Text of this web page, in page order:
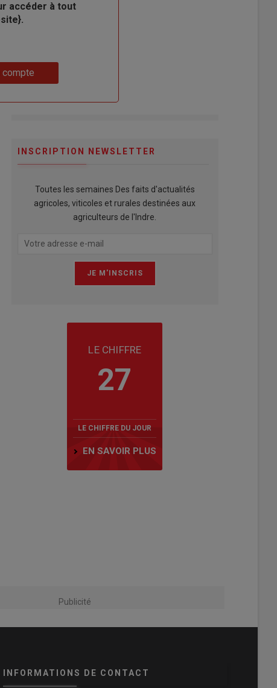
accéder à tout
compte
INSCRIPTION NEWSLETTER
Toutes les semaines Des faits d'actualités
agricoles, viticoles et rurales destinées aux
agriculteurs de l'Indre.
LE CHIFFRE
27
LE CHIFFRE DU JOUR
EN SAVOIR PLUS
Publicité
INFORMATIONS DE CONTACT